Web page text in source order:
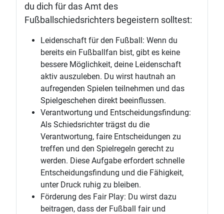
du dich für das Amt des
Fußballschiedsrichters begeistern solltest:
Leidenschaft für den Fußball: Wenn du
bereits ein Fußballfan bist, gibt es keine
bessere Möglichkeit, deine Leidenschaft
aktiv auszuleben. Du wirst hautnah an
aufregenden Spielen teilnehmen und das
Spielgeschehen direkt beeinflussen.
Verantwortung und Entscheidungsfindung:
Als Schiedsrichter trägst du die
Verantwortung, faire Entscheidungen zu
treffen und den Spielregeln gerecht zu
werden. Diese Aufgabe erfordert schnelle
Entscheidungsfindung und die Fähigkeit,
unter Druck ruhig zu bleiben.
Förderung des Fair Play: Du wirst dazu
beitragen, dass der Fußball fair und